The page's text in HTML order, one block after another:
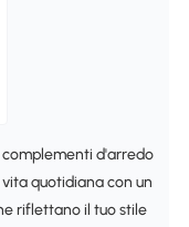
d'arredo
quotidiana con un
riflettano il tuo stile